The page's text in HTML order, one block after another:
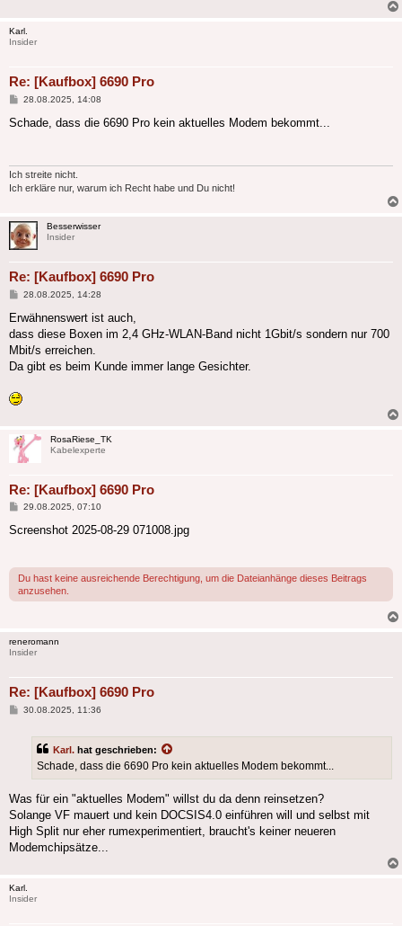
Karl.
Insider
Re: [Kaufbox] 6690 Pro
Beitrag
28.08.2025, 14:08
Schade, dass die 6690 Pro kein aktuelles Modem bekommt...
Ich streite nicht.
Ich erkläre nur, warum ich Recht habe und Du nicht!
Besserwisser
Insider
Re: [Kaufbox] 6690 Pro
Beitrag
28.08.2025, 14:28
Erwähnenswert ist auch,
dass diese Boxen im 2,4 GHz-WLAN-Band nicht 1Gbit/s sondern nur 700
Mbit/s erreichen.
Da gibt es beim Kunde immer lange Gesichter.
RosaRiese_TK
Kabelexperte
Re: [Kaufbox] 6690 Pro
Beitrag
29.08.2025, 07:10
Screenshot 2025-08-29 071008.jpg
Du hast keine ausreichende Berechtigung, um die Dateianhänge dieses Beitrags
anzusehen.
reneromann
Insider
Re: [Kaufbox] 6690 Pro
Beitrag
30.08.2025, 11:36
Karl. hat geschrieben:
Schade, dass die 6690 Pro kein aktuelles Modem bekommt...
Was für ein "aktuelles Modem" willst du da denn reinsetzen?
Solange VF mauert und kein DOCSIS4.0 einführen will und selbst mit
High Split nur eher rumexperimentiert, braucht's keiner neueren
Modemchipsätze...
Karl.
Insider